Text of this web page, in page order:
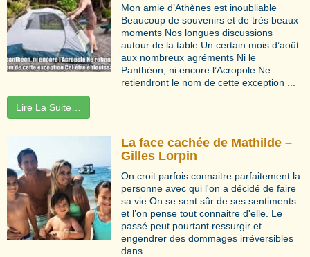
Mon amie d’Athènes est inoubliable
Beaucoup de souvenirs et de très beaux
moments Nos longues discussions
autour de la table Un certain mois d’août
aux nombreux agréments Ni le
Panthéon, ni encore l’Acropole Ne
retiendront le nom de cette exception ...
Lire La Suite…
La face cachée de Mathilde –
Gilles Lorpin
On croit parfois connaitre parfaitement la
personne avec qui l'on a décidé de faire
sa vie On se sent sûr de ses sentiments
et l’on pense tout connaitre d'elle. Le
passé peut pourtant ressurgir et
engendrer des dommages irréversibles
dans ...